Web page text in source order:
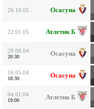
26.10.05 Осасуна
22.01.05 Атлетик Б
29.08.04
20:30 Осасуна
16.05.04
18:30 Осасуна
04.01.04
19:00 Атлетик Б